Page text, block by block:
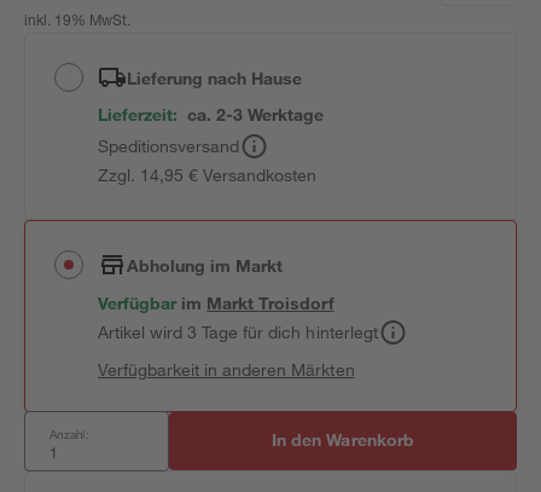
inkl. 19% MwSt.
Lieferung nach Hause
Lieferzeit: ca. 2-3 Werktage
Speditionsversand
Zzgl. 14,95 € Versandkosten
Abholung im Markt
Verfügbar im MarktTroisdorf
Artikel wird 3 Tage für dich hinterlegt
Verfügbarkeit in anderen Märkten
Anzahl: In den Warenkorb